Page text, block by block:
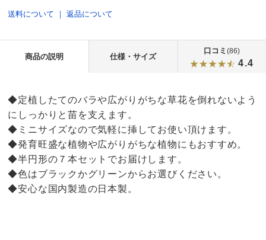
送料について ｜返品について
商品の説明 仕様・サイズ
口コミ(86)
4.4
◆定植したてのバラや広がりがちな草花を倒れないよう
にしっかりと苗を支えます。
◆ミニサイズなので気軽に挿してお使い頂けます。
◆発育旺盛な植物や広がりがちな植物にもおすすめ。
◆半円形の７本セットでお届けします。
◆色はブラックかグリーンからお選びください。
◆安心な国内製造の日本製。